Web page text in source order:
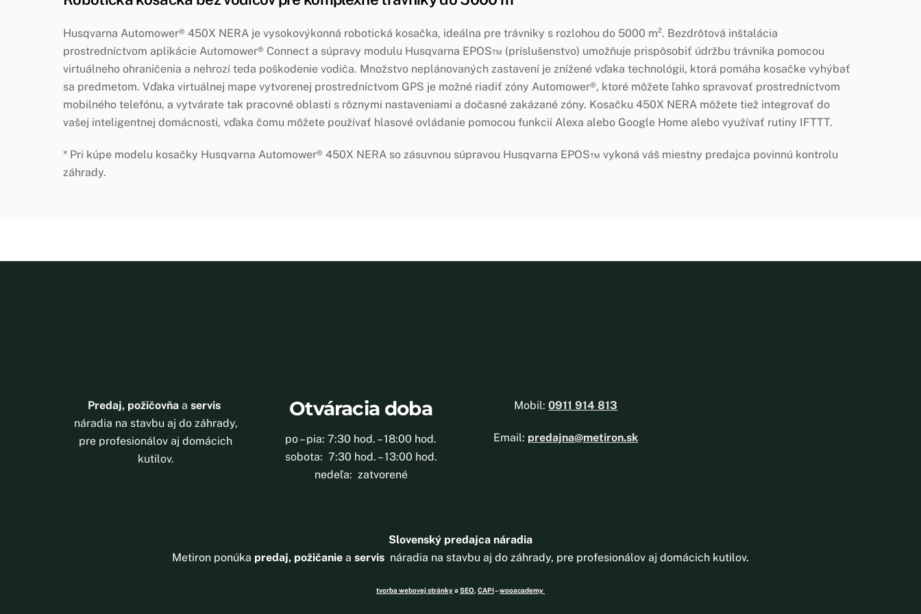
Husqvarna Automower® 450X NERA je vysokovýkonná robotická kosačka, ideálna pre trávniky s rozlohou do 5000 m². Bezdrôtová inštalácia
prostredníctvom aplikácie Automower® Connect a súpravy modulu Husqvarna EPOS™ (príslušenstvo) umožňuje prispôsobiť údržbu trávnika pomocou
virtuálneho ohraničenia a nehrozí teda poškodenie vodiča. Množstvo neplánovaných zastavení je znížené vďaka technológii, ktorá pomáha kosačke vyhýbať
sa predmetom. Vďaka virtuálnej mape vytvorenej prostredníctvom GPS je možné riadiť zóny Automower®, ktoré môžete ľahko spravovať prostredníctvom
mobilného telefónu, a vytvárate tak pracovné oblasti s rôznymi nastaveniami a dočasné zakázané zóny. Kosačku 450X NERA môžete tiež integrovať do
vašej inteligentnej domácnosti, vďaka čomu môžete používať hlasové ovládanie pomocou funkcií Alexa alebo Google Home alebo využívať rutiny IFTTT.
* Pri kúpe modelu kosačky Husqvarna Automower® 450X NERA so zásuvnou súpravou Husqvarna EPOS™ vykoná váš miestny predajca povinnú kontrolu
záhrady.
Predaj, požičovňa aservis
náradia na stavbu aj do záhrady,
pre profesionálov aj domácich
kutilov.
Otváracia doba
po – pia: 7:30 hod. – 18:00 hod.
sobota: 7:30 hod. – 13:00 hod.
nedeľa: zatvorené
Mobil:0911 914 813
Email: predajna@metiron.sk
Slovenský predajca náradia
Metiron ponúka predaj, požičanie a servis náradia na stavbu aj do záhrady, pre profesionálov aj domácich kutilov.
tvorba webovej stránkyaSEO, CAPI–wooacademy